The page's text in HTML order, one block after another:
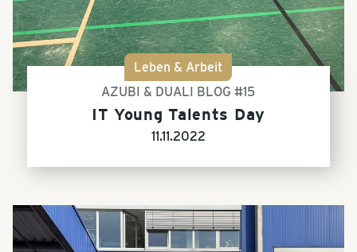
Leben & Arbeit
AZUBI & DUALI BLOG #15
IT Young Talents Day
11.11.2022